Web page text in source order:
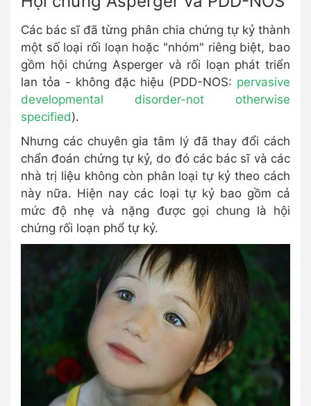
Các bác sĩ đã từng phân chia chứng tự kỷ thành
một số loại rối loạn hoặc "nhóm" riêng biệt, bao
gồm hội chứng Asperger và rối loạn phát triển
lan tỏa - không đặc hiệu (PDD-NOS: pervasive
developmental disorder-not otherwise
specified).
Nhưng các chuyên gia tâm lý đã thay đổi cách
chẩn đoán chứng tự kỷ, do đó các bác sĩ và các
nhà trị liệu không còn phân loại tự kỷ theo cách
này nữa. Hiện nay các loại tự kỷ bao gồm cả
mức độ nhẹ và nặng được gọi chung là hội
chứng rối loạn phổ tự kỷ.